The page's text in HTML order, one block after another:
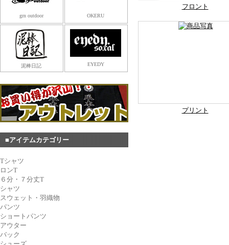
grn outdoor OKERU
泥棒日記 EYEDY
■アイテムカテゴリー
Tシャツ
ロンT
６分・７分丈T
シャツ
スウェット・羽織物
パンツ
ショートパンツ
アウター
バック
フロント
プリント